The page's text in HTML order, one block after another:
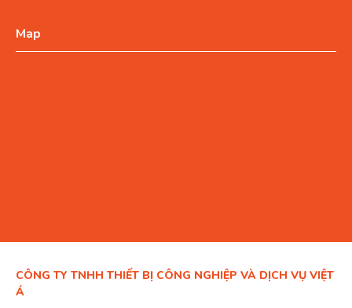
Map
CÔNG TY TNHH THIẾT BỊ CÔNG NGHIỆP VÀ DỊCH VỤ VIỆT
Á